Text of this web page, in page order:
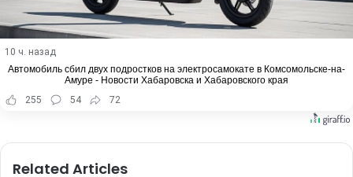
10 ч. назад
Автомобиль сбил двух подростков на электросамокате в Комсомольске-на-
Амуре - Новости Хабаровска и Хабаровского края
255
54 72
Related Articles